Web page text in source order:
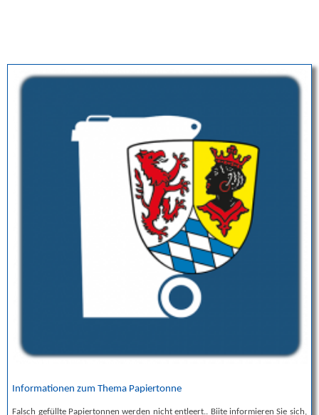
Informationen zum Thema Papiertonne
Falsch gefüllte Papiertonnen werden nicht entleert.. Biite informieren Sie sich,